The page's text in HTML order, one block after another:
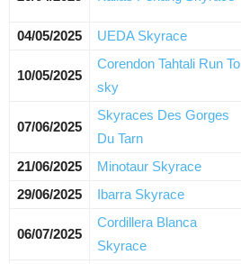
04/05/2025
UEDA Skyrace
10/05/2025
Corendon Tahtali Run To
sky
07/06/2025
Skyraces Des Gorges
Du Tarn
21/06/2025 Minotaur Skyrace
29/06/2025
Ibarra Skyrace
06/07/2025
Cordillera Blanca
Skyrace